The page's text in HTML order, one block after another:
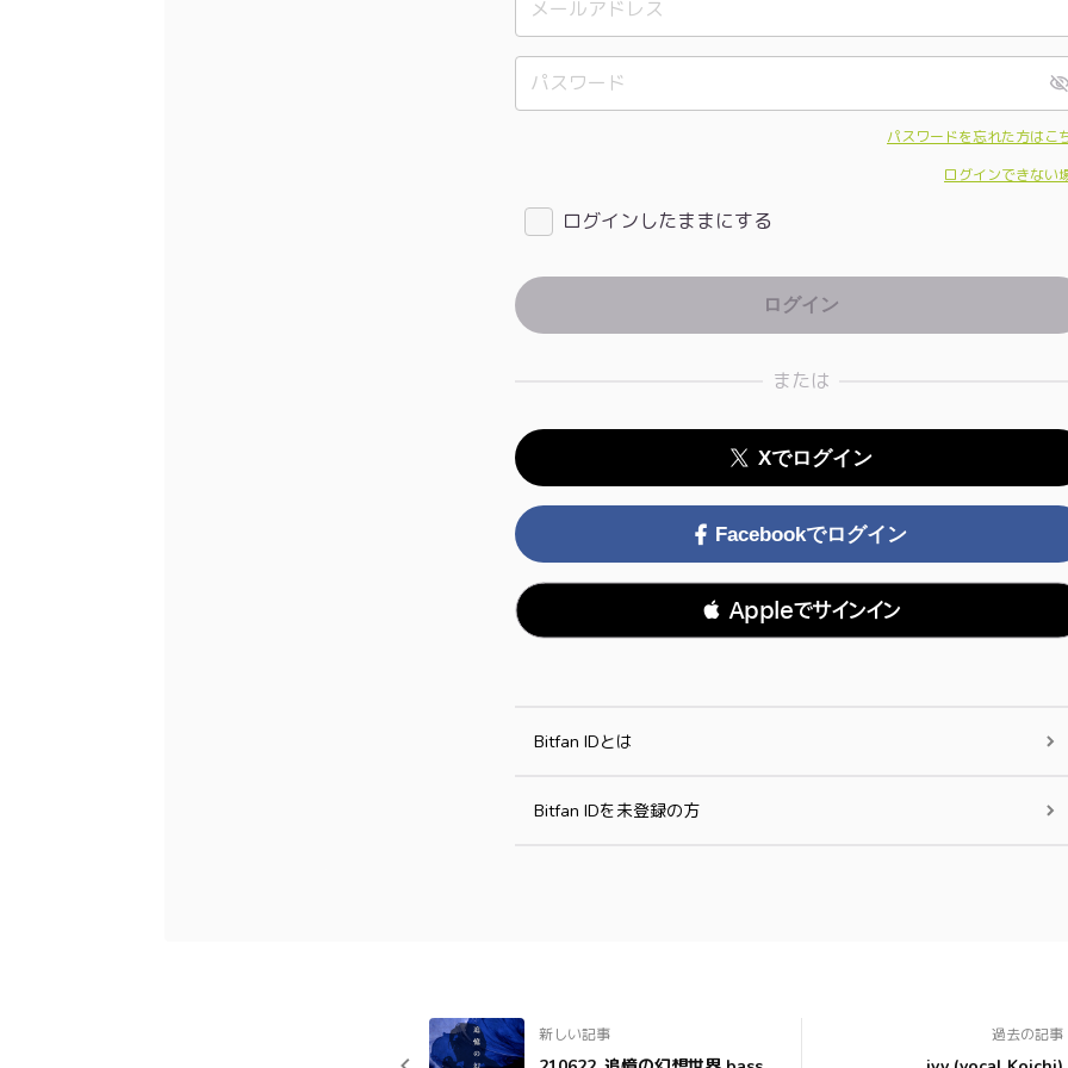
パスワードを忘れた方はこ
ログインできない
ログインしたままにする
または
Xでログイン
Facebookでログイン
 Appleでサインイン
Bitfan IDとは
Bitfan IDを未登録の方
新しい記事 過去の記事